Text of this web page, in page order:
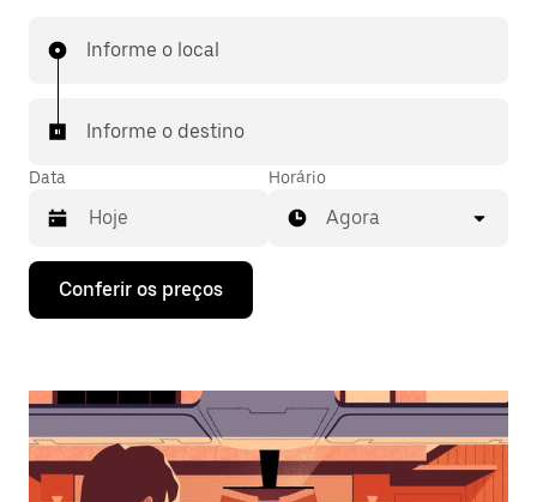
Informe o local
Informe o destino
Data
Pressione
seta
interagir
o
calendário
Horário
Agora
Conferir os preços